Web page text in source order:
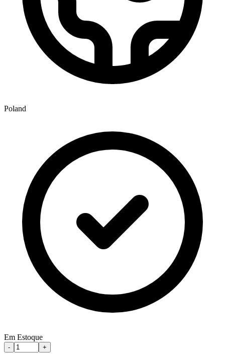
Poland
Em Estoque
- +